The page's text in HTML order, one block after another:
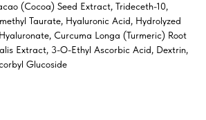
(Cocoa) Seed Extract, Trideceth-10,
Taurate, Hyaluronic Acid, Hydrolyzed
Curcuma Longa (Turmeric) Root
Extract, 3-O-Ethyl Ascorbic Acid, Dextrin,
Glucoside